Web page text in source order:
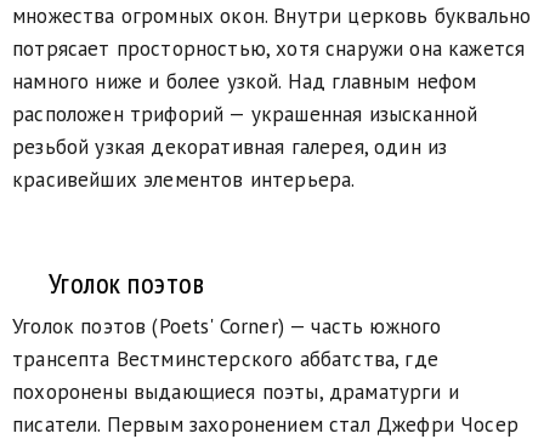
множества огромных окон. Внутри церковь буквально
потрясает просторностью, хотя снаружи она кажется
намного ниже и более узкой. Над главным нефом
расположен трифорий — украшенная изысканной
резьбой узкая декоративная галерея, один из
красивейших элементов интерьера.
Уголок поэтов
Уголок поэтов (Poets' Corner) — часть южного
трансепта Вестминстерского аббатства, где
похоронены выдающиеся поэты, драматурги и
писатели. Первым захоронением стал Джефри Чосер